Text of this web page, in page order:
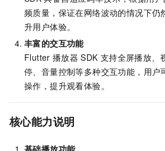
频质量，保证在网络波动的情况下仍
升用户体验。
丰富的交互功能
Flutter 播放器 SDK 支持全屏播放、
停、音量控制等多种交互功能，用户
操作，提升观看体验。
核心能力说明